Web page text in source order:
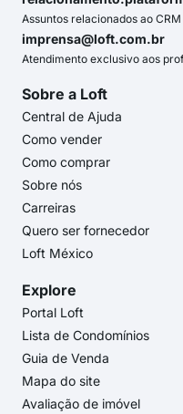
Assuntos relacionados ao
imprensa@loft.com.br
Atendimento exclusivo aos
Sobre a Loft
Central de Ajuda
Como vender
Como comprar
Sobre nós
Carreiras
Quero ser fornecedor
Loft México
Explore
Portal Loft
Lista de Condomínios
Guia de Venda
Mapa do site
Avaliação de imóvel